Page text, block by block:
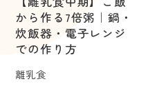
から作る7倍粥｜鍋・
炊飯器・電子レンジ
での作り方
離乳食